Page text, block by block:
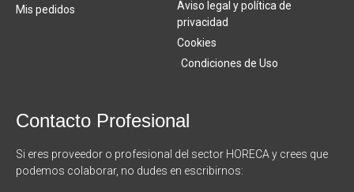
Mis pedidos
Aviso legal y política de
privacidad
Cookies
Condiciones de Uso
Contacto Profesional
Si eres proveedor o profesional del sector HORECA y crees que
podemos colaborar, no dudes en escribirnos: